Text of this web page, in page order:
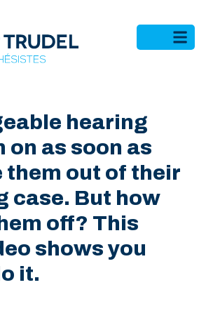
hearing
on as soon as
them out of their
case. But how
off? This
shows you
it.